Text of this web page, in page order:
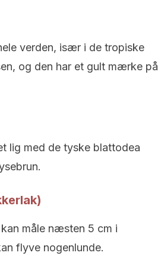
verden, især i de tropiske
og den har et gult mærke på
lig med de tyske blattodea
måle næsten 5 cm i
flyve nogenlunde.